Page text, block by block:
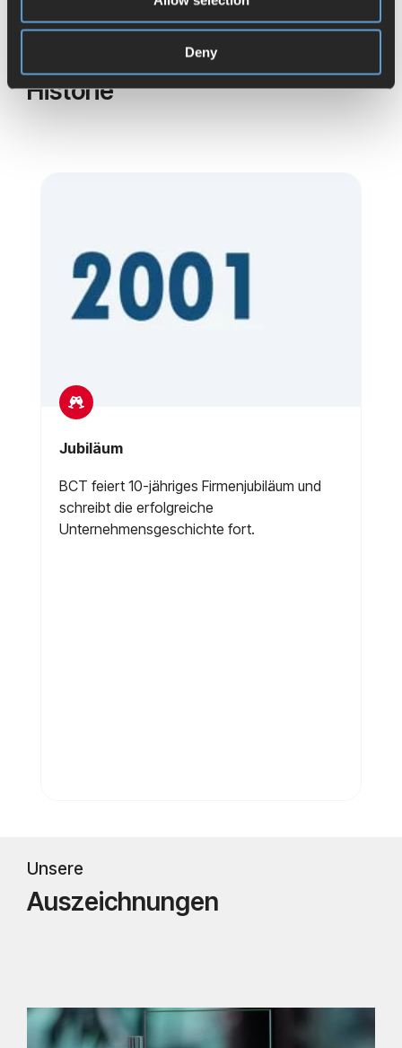
Deny
Historie
Gründung Tochterunternehmen in der
Am 01. Oktober 2009 gründet die BCT ein
Schweizer Tochterunternehmen, die BCT
Unsere
Auszeichnungen